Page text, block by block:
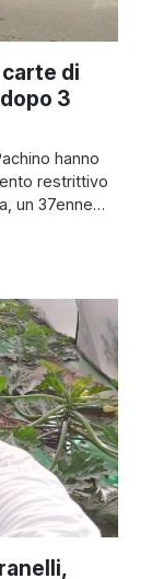
di
3
hanno
restrittivo
un 37enne
2019 aveva
[…]